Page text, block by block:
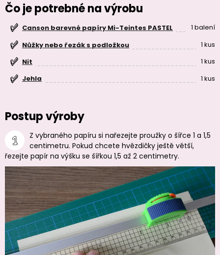
Čo je potrebné na výrobu
Canson barevné papíry Mi-Teintes PASTEL
1 balení
Nůžky nebo řezák s podložkou
1 kus
Nit
1 kus
Jehla
1 kus
Postup výroby
Z vybraného papíru si nařezejte proužky o šířce 1 a 1,5
centimetru. Pokud chcete hvězdičky ještě větší,
řezejte papír na výšku se šířkou 1,5 až 2 centimetry.